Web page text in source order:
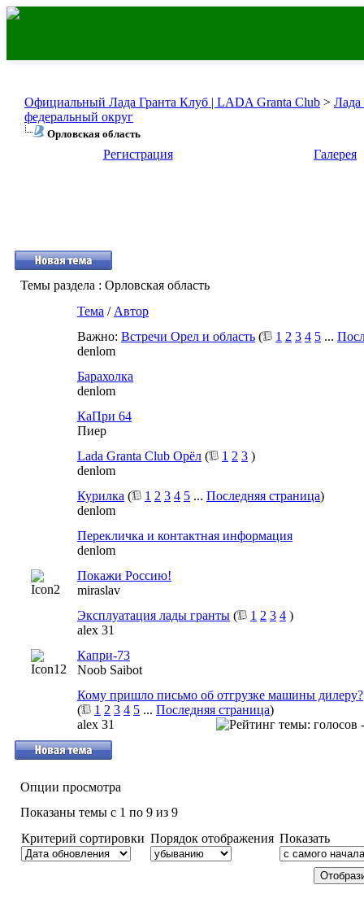
Официальный Лада Гранта Клуб | LADA Granta Club > Лада
федеральный округ
Орловская область
Регистрация Галерея
Темы раздела : Орловская область
Тема / Автор
Важно: Встречи Орел и область ( 1 2 3 4 5 ...
denlom
Барахолка
denlom
КаПри 64
Пиер
Lada Granta Club Орёл ( 1 2 3 )
denlom
Курилка ( 1 2 3 4 5 ... Последняя страница)
denlom
Перекличка и контактная информация
denlom
Покажи Россию!
miraslav
Эксплуатация лады гранты ( 1 2 3 4 )
alex 31
Капри-73
Noob Saibot
Кому пришло письмо об отгрузке машины дилеру?
(
1 2 3 4 5 ... Последняя страница)
alex 31
Опции просмотра
Показаны темы с 1 по 9 из 9
Критерий сортировки Порядок отображения Показать